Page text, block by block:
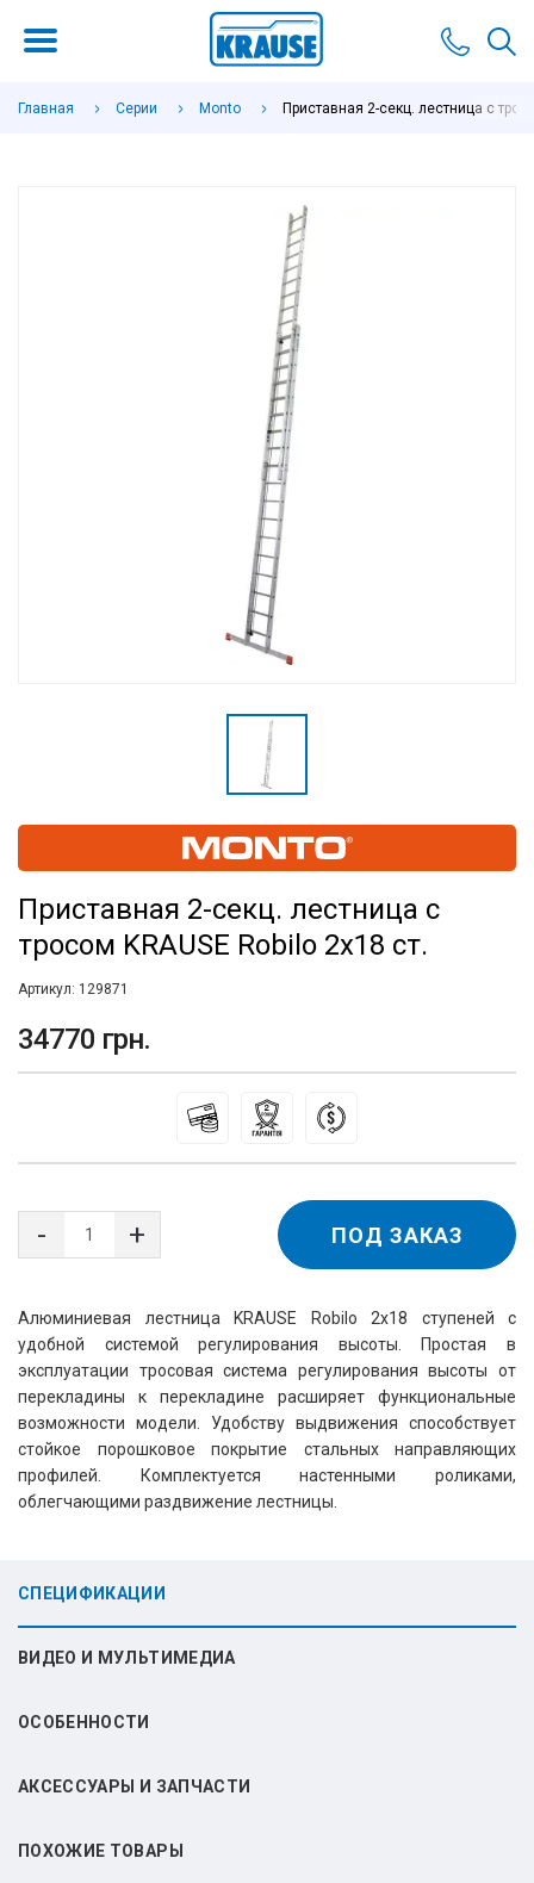
Главная Серии Monto Приставная 2-секц. лестница с
Приставная 2-секц. лестница с
тросом KRAUSE Robilo 2x18 ст.
Артикул: 129871
34770 грн.
Алюминиевая лестница KRAUSE Robilo 2x18 ступеней с
удобной системой регулирования высоты. Простая в
эксплуатации тросовая система регулирования высоты от
перекладины к перекладине расширяет функциональные
возможности модели. Удобству выдвижения способствует
стойкое порошковое покрытие стальных направляющих
профилей. Комплектуется настенными роликами,
облегчающими раздвижение лестницы.
ПОД ЗАКАЗ
СПЕЦИФИКАЦИИ
ВИДЕО И МУЛЬТИМЕДИА
ОСОБЕННОСТИ
АКСЕССУАРЫ И ЗАПЧАСТИ
ПОХОЖИЕ ТОВАРЫ